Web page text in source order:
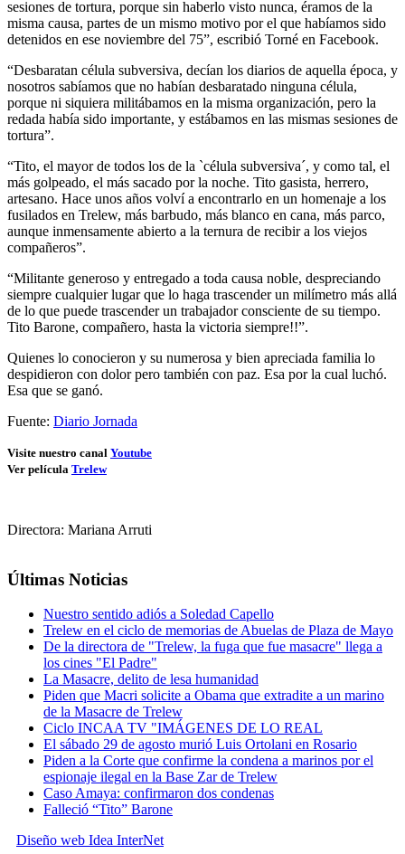
sesiones de tortura, porque sin haberlo visto nunca, éramos de la
misma causa, partes de un mismo motivo por el que habíamos sido
detenidos en ese noviembre del 75”, escribió Torné en Facebook.
“Desbaratan célula subversiva, decían los diarios de aquella época, y
nosotros sabíamos que no habían desbaratado ninguna célula,
porque ni siquiera militábamos en la misma organización, pero la
redada había sido importante, y estábamos en las mismas sesiones de
tortura”.
“Tito, el mayor de todos los de la `célula subversiva´, y como tal, el
más golpeado, el más sacado por la noche. Tito gasista, herrero,
artesano. Hace unos años volví a encontrarlo en un homenaje a los
fusilados en Trelew, más barbudo, más blanco en cana, más parco,
aunque inmensamente abierto a la ternura de recibir a los viejos
compañeros”.
“Militante generoso y entregado a toda causa noble, despreciando
siempre cualquier lugar que lo haga trascender un milímetro más allá
de lo que puede trascender un trabajador consciente de su tiempo.
Tito Barone, compañero, hasta la victoria siempre!!”.
Quienes lo conocieron y su numerosa y bien apreciada familia lo
despidieron con dolor pero también con paz. Esa por la cual luchó.
Esa que se ganó.
Fuente: Diario Jornada
Visite nuestro canal Youtube
Ver película Trelew
Directora: Mariana Arruti
Últimas Noticias
Nuestro sentido adiós a Soledad Capello
Trelew en el ciclo de memorias de Abuelas de Plaza de Mayo
De la directora de "Trelew, la fuga que fue masacre" llega a
los cines "El Padre"
La Masacre, delito de lesa humanidad
Piden que Macri solicite a Obama que extradite a un marino
de la Masacre de Trelew
Ciclo INCAA TV "IMÁGENES DE LO REAL
El sábado 29 de agosto murió Luis Ortolani en Rosario
Piden a la Corte que confirme la condena a marinos por el
espionaje ilegal en la Base Zar de Trelew
Caso Amaya: confirmaron dos condenas
Falleció “Tito” Barone
Diseño web Idea InterNet